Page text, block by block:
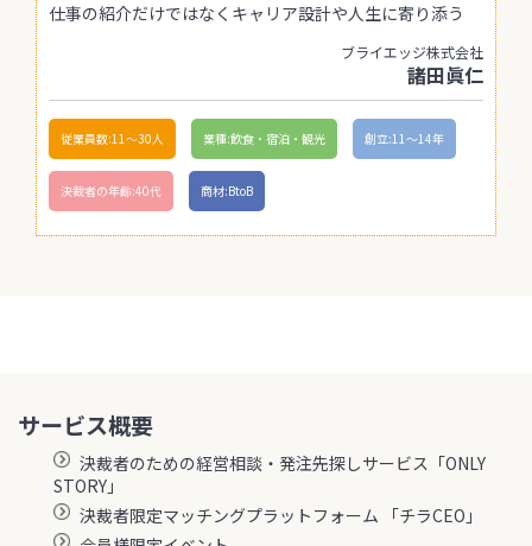
仕事の紹介だけではなくキャリア設計や人生に寄り添う
ブライエッジ株式会社
諸田眞仁
従業員数:11〜30人 業種:飲食・宿泊・観光 創立:11〜14年
決裁者の年齢:40代 商材:BtoB
サービス概要
決裁者のための経営相談・発注先探しサービス「ONLY
STORY」
決裁者限定マッチングプラットフォーム 「チラCEO」